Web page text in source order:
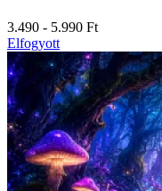
3.490 - 5.990 Ft
Elfogyott